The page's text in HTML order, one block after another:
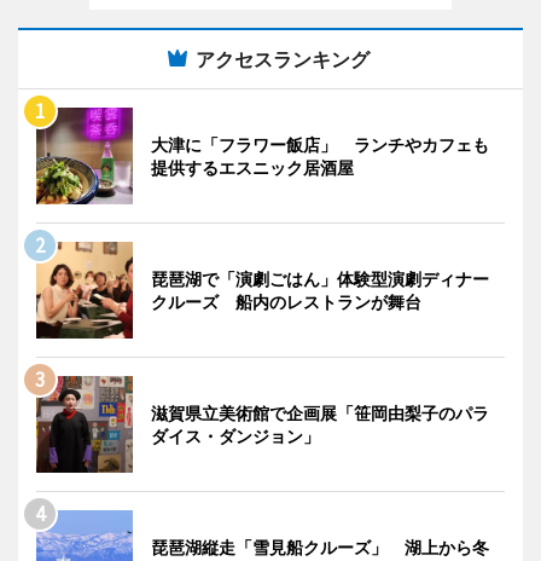
アクセスランキング
大津に「フラワー飯店」 ランチやカフェも
提供するエスニック居酒屋
琵琶湖で「演劇ごはん」体験型演劇ディナー
クルーズ 船内のレストランが舞台
滋賀県立美術館で企画展「笹岡由梨子のパラ
ダイス・ダンジョン」
琵琶湖縦走「雪見船クルーズ」 湖上から冬